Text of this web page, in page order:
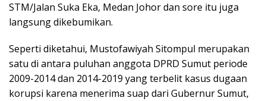
STM/Jalan Suka Eka, Medan Johor dan sore itu juga
langsung dikebumikan.
Seperti diketahui, Mustofawiyah Sitompul merupakan
satu di antara puluhan anggota DPRD Sumut periode
2009-2014 dan 2014-2019 yang terbelit kasus dugaan
korupsi karena menerima suap dari Gubernur Sumut,